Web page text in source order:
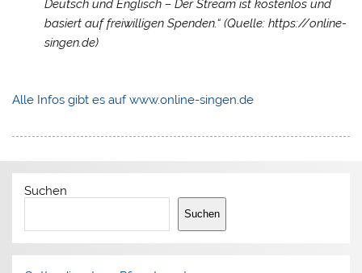
Deutsch und Englisch – Der Stream ist kostenlos und
basiert auf freiwilligen Spenden.“ (Quelle: https://online-
singen.de)
Alle Infos gibt es auf www.online-singen.de
Suchen
Suchen